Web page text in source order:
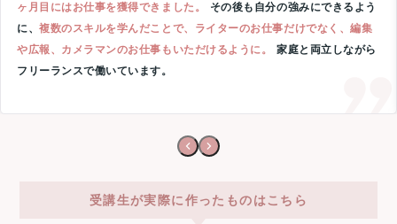
ヶ月目にはお仕事を獲得できました。
その後も自分の強みにできるよう
に、複数のスキルを学んだことで、ライターのお仕事だけでなく、編集
や広報、カメラマンのお仕事もいただけるように。
家庭と両立しながら
フリーランスで働いています。
受講生が実際に作ったものはこちら